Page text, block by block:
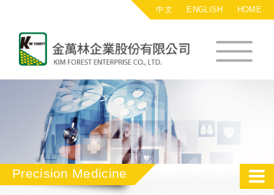
中文 ENGLISH HOME
金萬林
Precision Medicine